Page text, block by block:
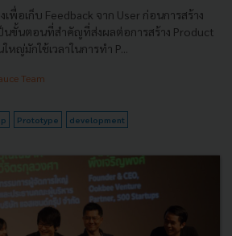
อเก็บ Feedback จาก User ก่อนการสร้าง
ป็นขั้นตอนที่สำคัญที่ส่งผลต่อการสร้าง Product
ญ่มักใช้เวลาในการทำ P...
Team
Prototype development